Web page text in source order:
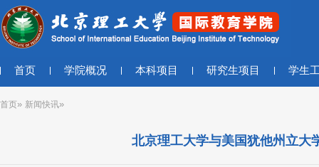
首页 学院概况 本科项目 研究生项目 学生
首页» 新闻快讯»
北京理工大学与美国犹他州立大